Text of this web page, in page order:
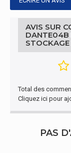
Pays d'origine
Autres
AVIS SUR
DANTE04B
Total des
Cliquez ici pour
PAS